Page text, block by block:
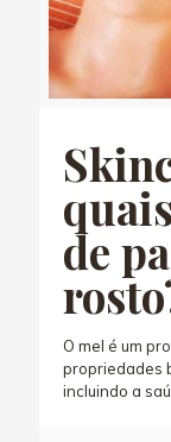
de
O mel é um
propriedades
incluindo a